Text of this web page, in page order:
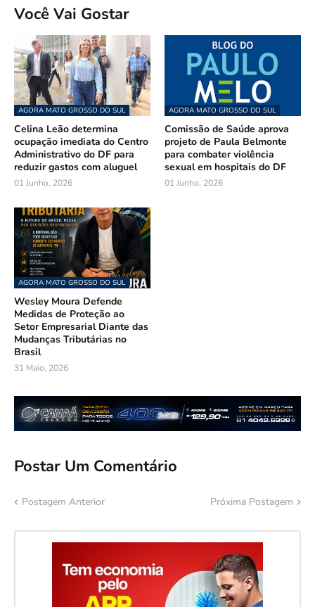
Você Vai Gostar
AGORA MATO GROSSO DO SUL
Celina Leão determina
ocupação imediata do Centro
Administrativo do DF para
reduzir gastos com aluguel
01 Junho, 2026
AGORA MATO GROSSO DO SUL
Comissão de Saúde aprova
projeto de Paula Belmonte
para combater violência
sexual em hospitais do DF
01 Junho, 2026
AGORA MATO GROSSO DO SUL
Wesley Moura Defende
Medidas de Proteção ao
Setor Empresarial Diante das
Mudanças Tributárias no
Brasil
31 Maio, 2026
Postar Um Comentário
Postagem Anterior Próxima Postagem